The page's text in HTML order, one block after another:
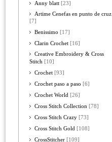
Anny blatt [23]
Artime Cenefas en punto de cruz
[7]
Benissimo [17]
Clarin Crochet [16]
Creative Embroidery & Cross
Stitch [10]
Crochet [93]
Crochet paso a paso [6]
Crochet World [26]
Cross Stitch Collection [78]
Cross Stitch Crazy [73]
Cross Stitch Gold [108]
CrossStitcher [109]